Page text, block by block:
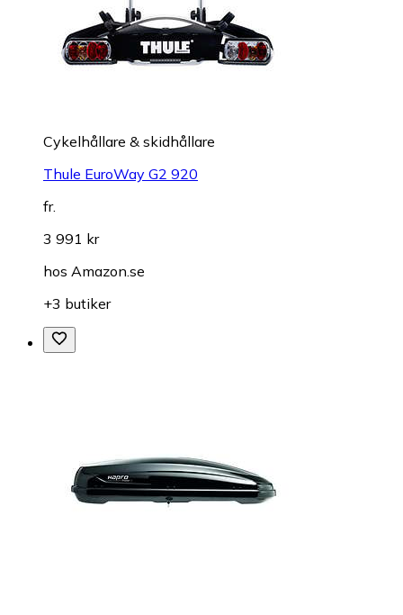
Cykelhållare & skidhållare
Thule EuroWay G2 920
fr.
3 991 kr
hos Amazon.se
+3 butiker